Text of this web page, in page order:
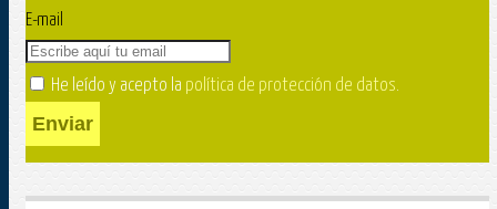
E-mail
He leído y acepto la política de protección de datos.
Enviar